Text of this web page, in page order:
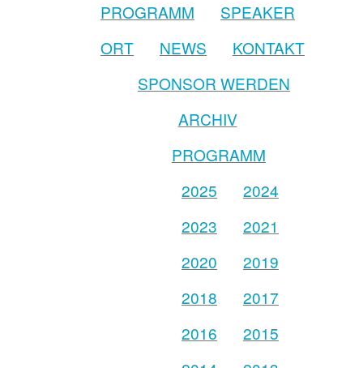
PROGRAMM
SPEAKER
ORT
NEWS
KONTAKT
SPONSOR WERDEN
ARCHIV
PROGRAMM
2025
2024
2023
2021
2020
2019
2018
2017
2016
2015